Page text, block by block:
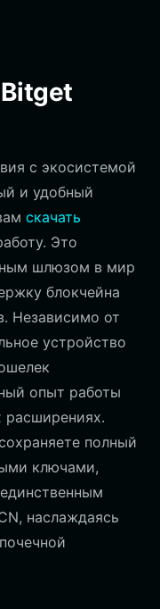
с экосистемой
и удобный
скачать
Это
шлюзом в мир
блокчейна
Независимо от
устройство
опыт работы
расширениях.
полный
ключами,
наслаждаясь